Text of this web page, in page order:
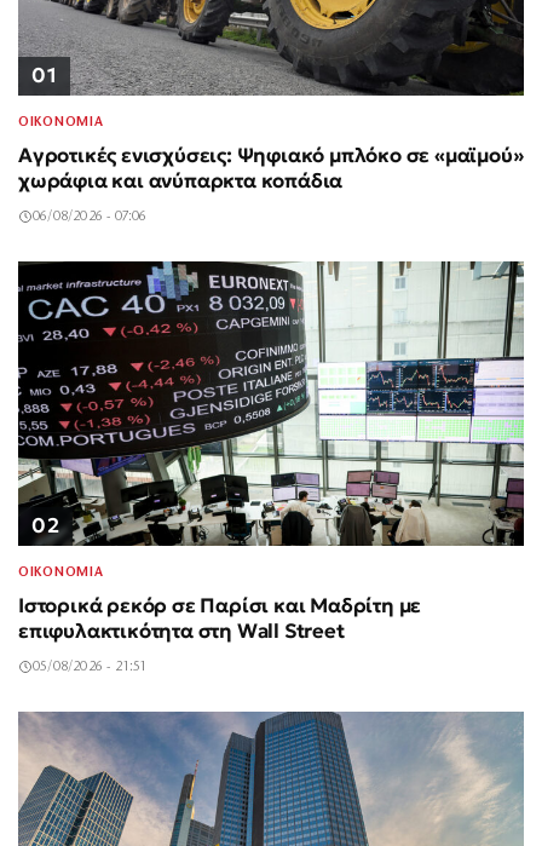
01
ΟΙΚΟΝΟΜΙΑ
Αγροτικές ενισχύσεις: Ψηφιακό μπλόκο σε «μαϊμού»
χωράφια και ανύπαρκτα κοπάδια
06/08/2026 - 07:06
02
ΟΙΚΟΝΟΜΙΑ
Ιστορικά ρεκόρ σε Παρίσι και Μαδρίτη με
επιφυλακτικότητα στη Wall Street
05/08/2026 - 21:51